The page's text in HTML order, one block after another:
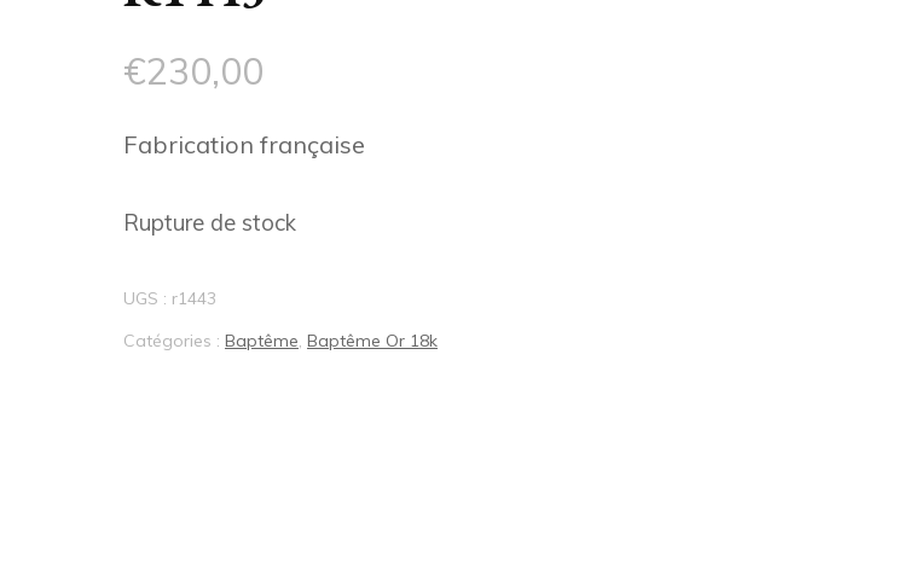
MONTRES CONNECTÉES
€230,00
Fabrication française
Rupture de stock
UGS : r1443
Catégories : Baptême, Baptême Or 18k